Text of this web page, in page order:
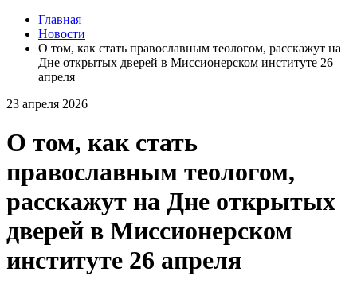
Главная
Новости
О том, как стать православным теологом, расскажут на
Дне открытых дверей в Миссионерском институте 26
апреля
23 апреля 2026
О том, как стать
православным теологом,
расскажут на Дне открытых
дверей в Миссионерском
институте 26 апреля